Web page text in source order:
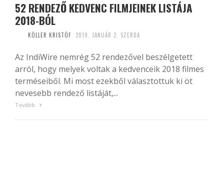
52 RENDEZŐ KEDVENC FILMJEINEK LISTÁJA
2018-BÓL
KÖLLER KRISTÓF 2019. JANUÁR 2. SZERDA
Az IndiWire nemrég 52 rendezővel beszélgetett
arról, hogy melyek voltak a kedvenceik 2018 filmes
terméseiből. Mi most ezekből választottuk ki öt
nevesebb rendező listáját,...
Tovább